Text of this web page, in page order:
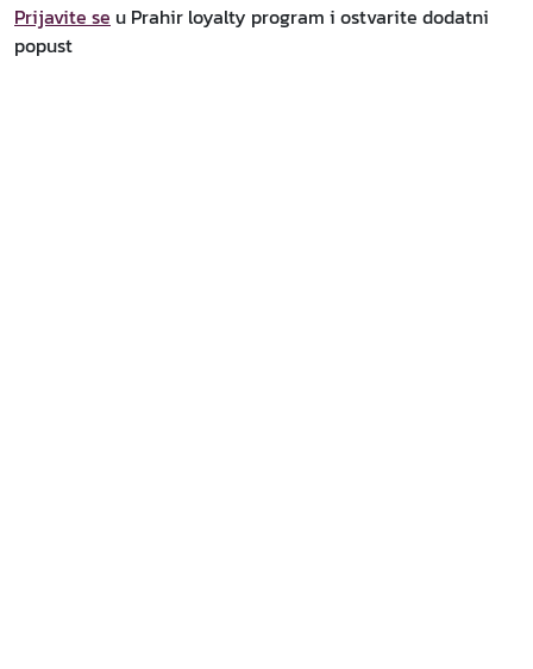
Prijavite se u Prahir loyalty program i ostvarite dodatni
popust